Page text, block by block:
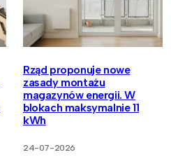
Rząd proponuje nowe
zasady montażu
magazynów energii. W
blokach maksymalnie 11
kWh
24-07-2026